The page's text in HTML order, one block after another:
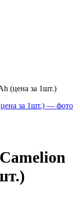
(цена за 1шт.)